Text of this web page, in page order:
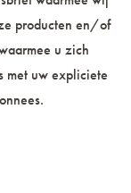
producten en/of
u zich
met uw expliciete